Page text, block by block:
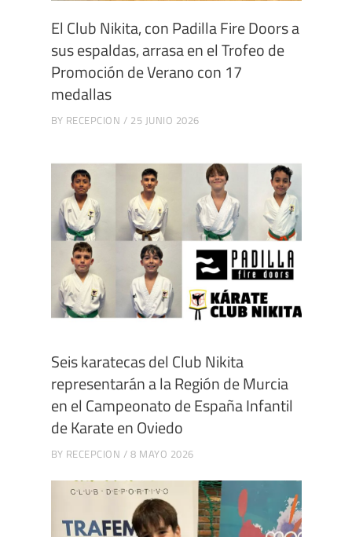
El Club Nikita, con Padilla Fire Doors a
sus espaldas, arrasa en el Trofeo de
Promoción de Verano con 17
medallas
BY RECEPCION 25 JUNIO 2026
Seis karatecas del Club Nikita
representarán a la Región de Murcia
en el Campeonato de España Infantil
de Karate en Oviedo
BY RECEPCION 8 MAYO 2026